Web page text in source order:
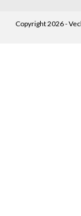
Copyright 2026 -